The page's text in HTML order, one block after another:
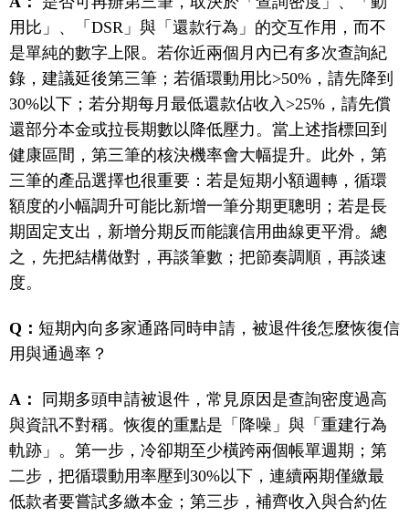
用比」、「DSR」與「還款行為」的交互作用，而不
是單純的數字上限。若你近兩個月內已有多次查詢紀
錄，建議延後第三筆；若循環動用比>50%，請先降到
30%以下；若分期每月最低還款佔收入>25%，請先償
還部分本金或拉長期數以降低壓力。當上述指標回到
健康區間，第三筆的核決機率會大幅提升。此外，第
三筆的產品選擇也很重要：若是短期小額週轉，循環
額度的小幅調升可能比新增一筆分期更聰明；若是長
期固定支出，新增分期反而能讓信用曲線更平滑。總
之，先把結構做對，再談筆數；把節奏調順，再談速
度。
Q： 短期內向多家通路同時申請，被退件後怎麼恢復信
用與通過率？
A：
同期多頭申請被退件，常見原因是查詢密度過高
與資訊不對稱。恢復的重點是「降噪」與「重建行為
軌跡」。第一步，冷卻期至少橫跨兩個帳單週期；第
二步，把循環動用率壓到30%以下，連續兩期僅繳最
低款者要嘗試多繳本金；第三步，補齊收入與合約佐